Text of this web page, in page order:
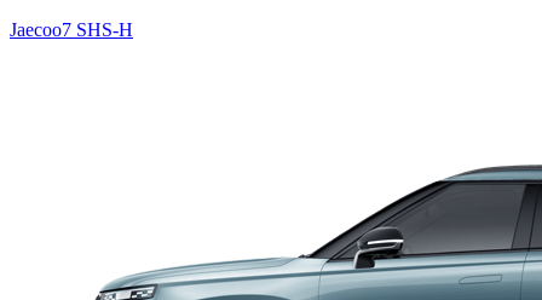
Jaecoo7 SHS-H